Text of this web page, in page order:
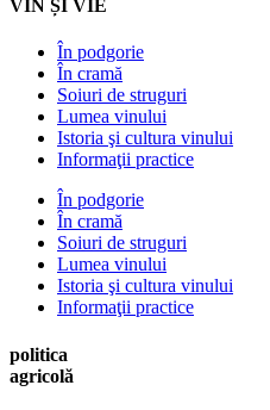
VIN ȘI VIE
În podgorie
În cramă
Soiuri de struguri
Lumea vinului
Istoria şi cultura vinului
Informaţii practice
În podgorie
În cramă
Soiuri de struguri
Lumea vinului
Istoria şi cultura vinului
Informaţii practice
politica
agricolă